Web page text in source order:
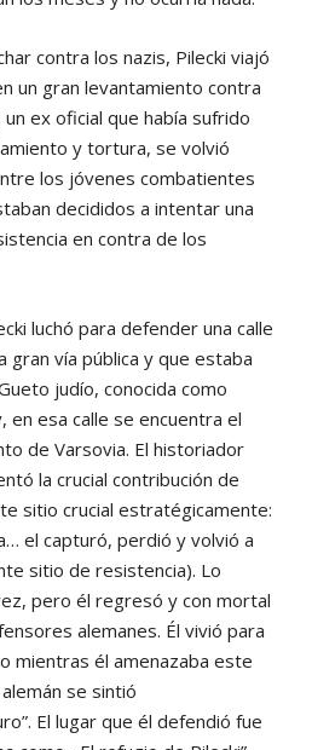
contra los nazis, Pilecki viajó
un gran levantamiento contra
ex oficial que había sufrido
y tortura, se volvió
los jóvenes combatientes
decididos a intentar una
en contra de los
luchó para defender una calle
gran vía pública y que estaba
judío, conocida como
en esa calle se encuentra el
de Varsovia. El historiador
la crucial contribución de
sitio crucial estratégicamente:
el capturó, perdió y volvió a
sitio de resistencia). Lo
pero él regresó y con mortal
alemanes. Él vivió para
mientras él amenazaba este
se sintió
El lugar que él defendió fue